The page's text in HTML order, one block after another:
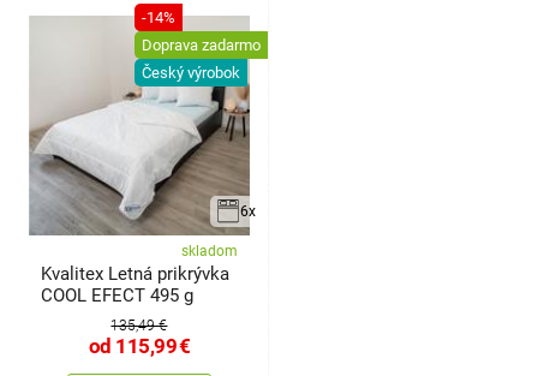
-14%
Doprava zadarmo
Český výrobok
6x
skladom
Kvalitex Letná prikrývka
COOL EFECT 495 g
135,49 €
od 115,99€